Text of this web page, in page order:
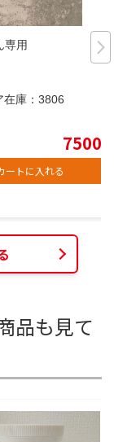
専用
庫： 3806
7500
ートに入れる
品も見て